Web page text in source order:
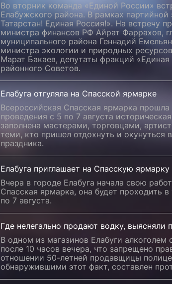
Во вторник команда «Единой России»
Елабужского района. В рамках
Татарстан! Единая Россия!». На встречу
министра финансов РФ Айрат Фаррахов,
муниципального района Геннадий
министра экологии и природных
Марат Бакаев, депутаты фракций
районного Советов.
Елабуга отгуляла на Спасской ярмарке
Всероссийская Спасская ярмарка
проведения с 5 по 7 августа
заполнена мастерами, торговцами,
теми, кто пришел отдохнуть и окунуться
праздника.
Елабуга приглашает на Спасскую ярмарку
Вчера в городе Елабуга начала свою
Спасская ярмарка, она будет проходить
по 7 августа.
Где нелегально продают водку, выясняли
В одном из магазинов Елабуги алкоголем
после 10 часов вечера, что запрещено
отношении 50-летней продавщицы
обнаружившими этот факт, составлен